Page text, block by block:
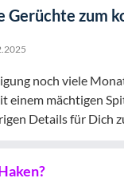
Gerüchte zum
noch viele
einem mächtigen
Details für Dich